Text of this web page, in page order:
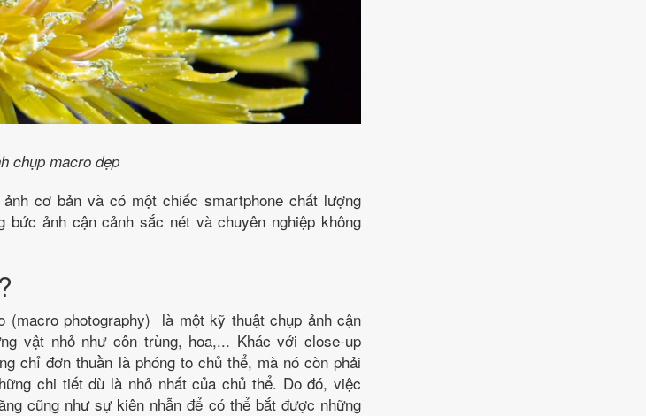
chụp macro đẹp
cơ bản và có một chiếc smartphone chất lượng
ảnh cận cảnh sắc nét và chuyên nghiệp không
(macro photography) là một kỹ thuật chụp ảnh cận
vật nhỏ như côn trùng, hoa,... Khác với close-up
chỉ đơn thuần là phóng to chủ thể, mà nó còn phải
chi tiết dù là nhỏ nhất của chủ thể. Do đó, việc
cũng như sự kiên nhẫn để có thể bắt được những